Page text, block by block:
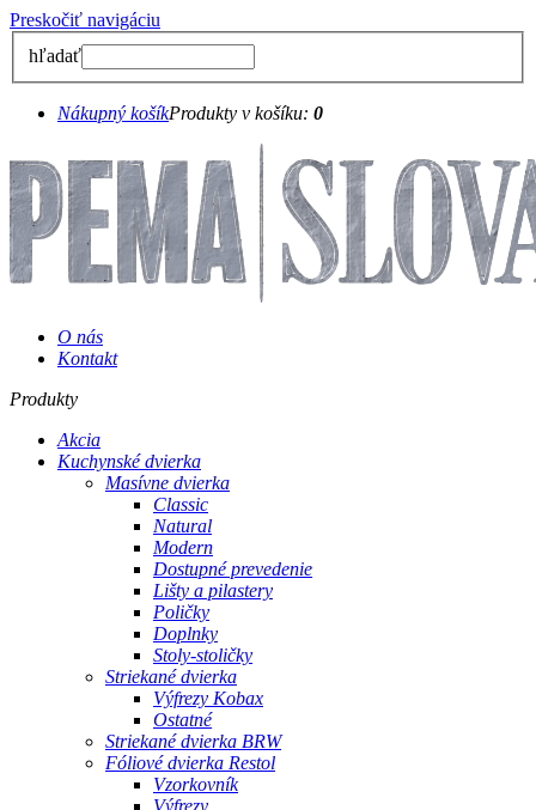
Preskočiť navigáciu
hľadať
Nákupný košíkProdukty v košíku: 0
O nás
Kontakt
Produkty
Akcia
Kuchynské dvierka
Masívne dvierka
Classic
Natural
Modern
Dostupné prevedenie
Lišty a pilastery
Poličky
Doplnky
Stoly-stoličky
Striekané dvierka
Výfrezy Kobax
Ostatné
Striekané dvierka BRW
Fóliové dvierka Restol
Vzorkovník
Výfrezy